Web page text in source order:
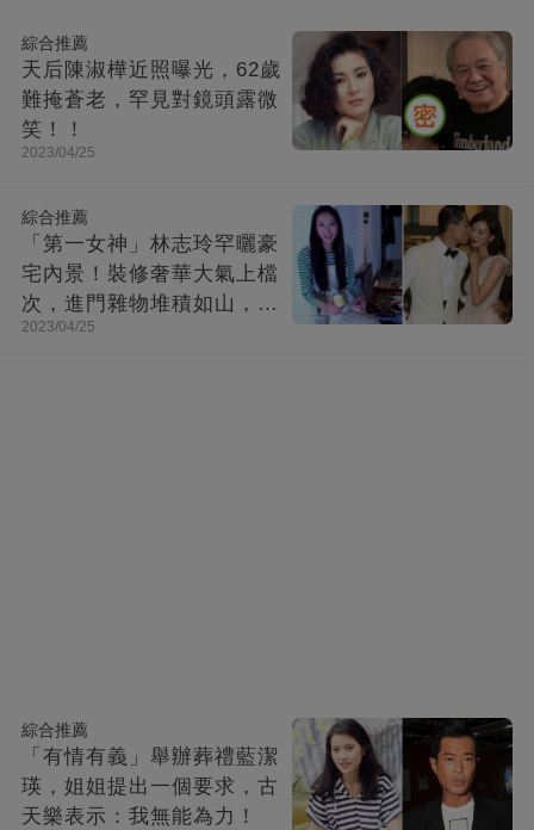
綜合推薦
天后陳淑樺近照曝光，62歲
難掩蒼老，罕見對鏡頭露微
笑！！
2023/04/25
綜合推薦
「第一女神」林志玲罕曬豪
宅內景！裝修奢華大氣上檔
次，進門雜物堆積如山，洗
漱台太接地氣
2023/04/25
綜合推薦
「有情有義」舉辦葬禮藍潔
瑛，姐姐提出一個要求，古
天樂表示：我無能為力！